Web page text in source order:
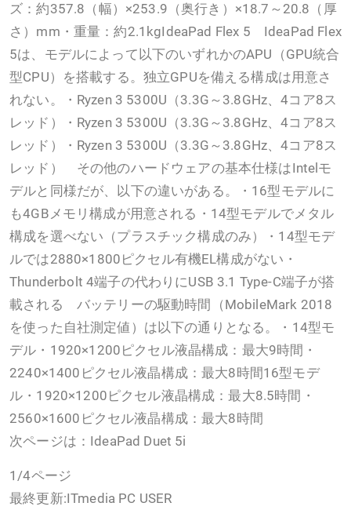
ズ：約357.8（幅）×253.9（奥行き）×18.7～20.8（厚
さ）mm・重量：約2.1kgIdeaPad Flex 5 IdeaPad Flex
5は、モデルによって以下のいずれかのAPU（GPU統合
型CPU）を搭載する。独立GPUを備える構成は用意さ
れない。・Ryzen 3 5300U（3.3G～3.8GHz、4コア8ス
レッド）・Ryzen 3 5300U（3.3G～3.8GHz、4コア8ス
レッド）・Ryzen 3 5300U（3.3G～3.8GHz、4コア8ス
レッド） その他のハードウェアの基本仕様はIntelモ
デルと同様だが、以下の違いがある。・16型モデルに
も4GBメモリ構成が用意される・14型モデルでメタル
構成を選べない（プラスチック構成のみ）・14型モデ
ルでは2880×1800ピクセル有機EL構成がない・
Thunderbolt 4端子の代わりにUSB 3.1 Type-C端子が搭
載される バッテリーの駆動時間（MobileMark 2018
を使った自社測定値）は以下の通りとなる。・14型モ
デル・1920×1200ピクセル液晶構成：最大9時間・
2240×1400ピクセル液晶構成：最大8時間16型モデ
ル・1920×1200ピクセル液晶構成：最大8.5時間・
2560×1600ピクセル液晶構成：最大8時間
次ページは：IdeaPad Duet 5i
1/4ページ
最終更新:ITmedia PC USER